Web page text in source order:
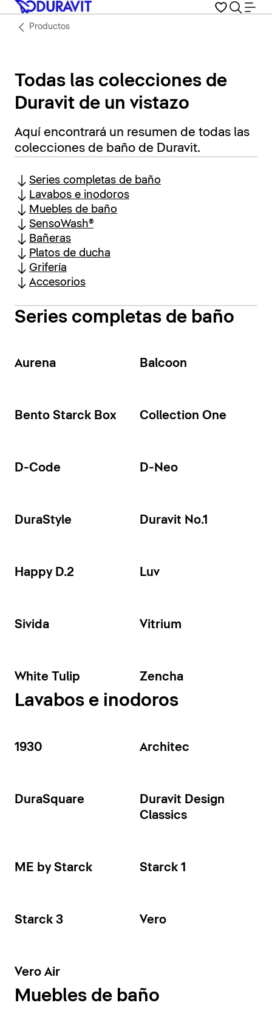
Productos
Todas las colecciones de
Duravit de un vistazo
Aquí encontrará un resumen de todas las
colecciones de baño de Duravit.
Series completas de baño
Lavabos e inodoros
Muebles de baño
SensoWash®
Bañeras
Platos de ducha
Grifería
Accesorios
Series completas de baño
Aurena Balcoon
Bento Starck Box Collection One
D-Code D-Neo
DuraStyle Duravit No.1
Happy D.2 Luv
Sivida Vitrium
White Tulip Zencha
Lavabos e inodoros
1930 Architec
DuraSquare
Duravit Design
Classics
ME by Starck Starck 1
Starck 3 Vero
Vero Air
Muebles de baño